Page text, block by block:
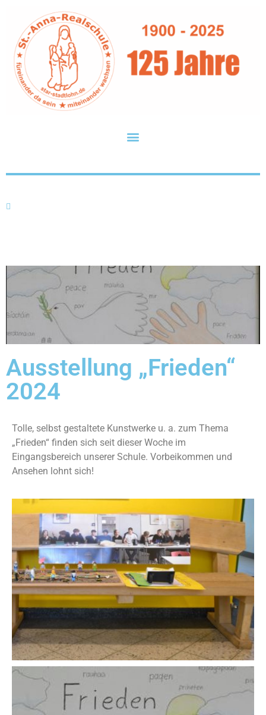
Ausstellung „Frieden“
2024
Tolle, selbst gestaltete Kunstwerke u. a. zum Thema
„Frieden“ finden sich seit dieser Woche im
Eingangsbereich unserer Schule. Vorbeikommen und
Ansehen lohnt sich!